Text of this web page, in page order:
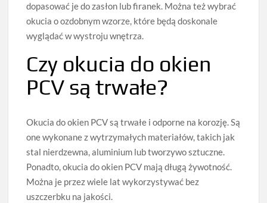
dopasować je do zasłon lub firanek. Można też wybrać
okucia o ozdobnym wzorze, które będą doskonale
wyglądać w wystroju wnętrza.
Czy okucia do okien
PCV są trwałe?
Okucia do okien PCV są trwałe i odporne na korozję. Są
one wykonane z wytrzymałych materiałów, takich jak
stal nierdzewna, aluminium lub tworzywo sztuczne.
Ponadto, okucia do okien PCV mają długą żywotność.
Można je przez wiele lat wykorzystywać bez
uszczerbku na jakości.